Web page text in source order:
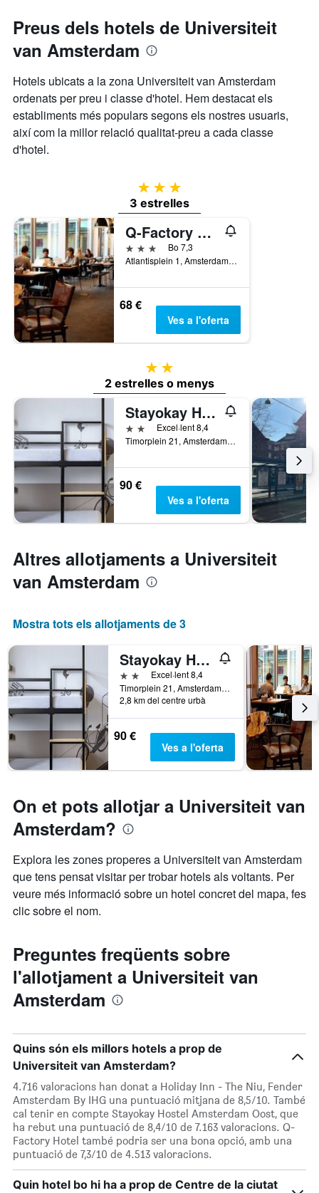
habitació
Preus dels hotels de Universiteit
van Amsterdam
Hotels ubicats a la zona Universiteit van Amsterdam
ordenats per preu i classe d'hotel. Hem destacat els
establiments més populars segons els nostres usuaris,
així com la millor relació qualitat-preu a cada classe
d'hotel.
3 estrelles
3 estrelles
Q-Factory Hotel
3 estrellesBo 7,3
Atlantisplein 1, Amsterdam, Holanda Septentrional, Països Baixos
68 €
Ves a l'oferta
2 estrelles
2 estrelles o menys
Stayokay Hostel Amsterdam Oost
2 estrellesExcel·lent 8,4
Timorplein 21, Amsterdam, Holanda Septentrional, Països Baixos
90 €
Ves a l'oferta
Altres allotjaments a Universiteit
van Amsterdam
Mostra tots els allotjaments de 3
Stayokay Hostel Amsterdam Oost
2 estrellesExcel·lent 8,4
Timorplein 21, Amsterdam, Holanda Septentrional, Països Baixos
2,8 km del centre urbà
90 €
Ves a l'oferta
On et pots allotjar a Universiteit van
Amsterdam?
Explora les zones properes a Universiteit van Amsterdam
que tens pensat visitar per trobar hotels als voltants. Per
veure més informació sobre un hotel concret del mapa, fes
clic sobre el nom.
Preguntes freqüents sobre
l'allotjament a Universiteit van
Amsterdam
Quins són els millors hotels a prop de
Universiteit van Amsterdam?
4.716 valoracions han donat a Holiday Inn - The Niu, Fender
Amsterdam By IHG una puntuació mitjana de 8,5/10. També
cal tenir en compte Stayokay Hostel Amsterdam Oost, que
ha rebut una puntuació de 8,4/10 de 7.163 valoracions. Q-
Factory Hotel també podria ser una bona opció, amb una
puntuació de 7,3/10 de 4.513 valoracions.
Quin hotel bo hi ha a prop de Centre de la ciutat